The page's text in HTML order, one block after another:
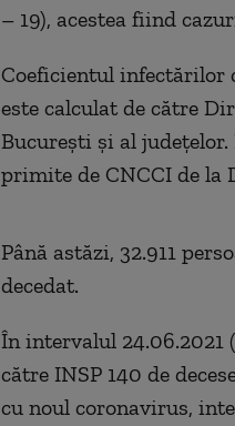
– 19), acestea fiind
Coeficientul infectărilor
este calculat de către
București și al
primite de CNCCI de la
Până astăzi, 32.911
decedat.
În intervalul 24.06.2021
către INSP 140 de
cu noul coronavirus,